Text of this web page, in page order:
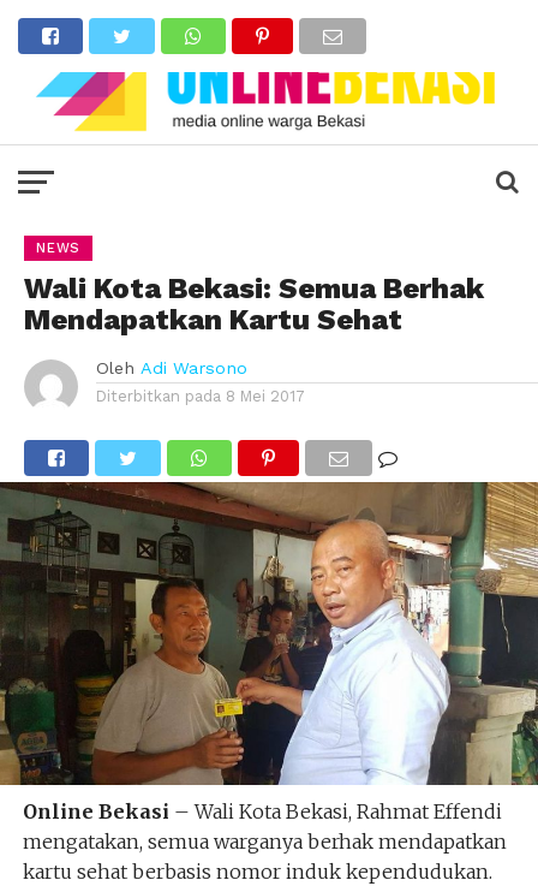
NEWS
Wali Kota Bekasi: Semua Berhak
Mendapatkan Kartu Sehat
Oleh Adi Warsono
Diterbitkan pada 8 Mei 2017
Online Bekasi – Wali Kota Bekasi, Rahmat Effendi
mengatakan, semua warganya berhak mendapatkan
kartu sehat berbasis nomor induk kependudukan.